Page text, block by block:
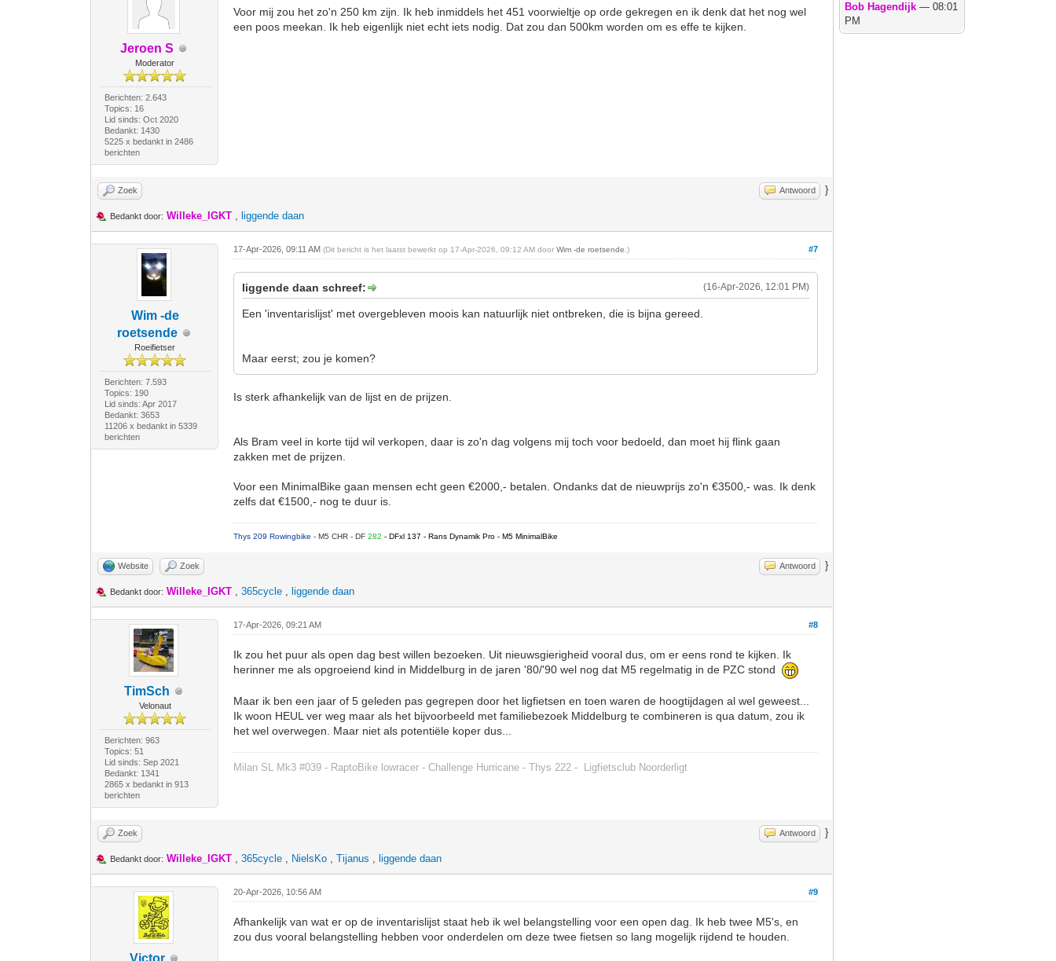
Jeroen S
Moderator
Berichten: 2.643
Topics: 16
Lid sinds: Oct 2020
Bedankt: 1430
5225 x bedankt in 2486
berichten
Voor mij zou het zo'n 250 km zijn. Ik heb inmiddels het 451 voorwieltje op orde gekregen en ik denk dat het nog wel
een poos meekan. Ik heb eigenlijk niet echt iets nodig. Dat zou dan 500km worden om es effe te kijken.
Zoek Antwoord }
Bedankt door: Willeke_IGKT , liggende daan
Wim -de
roetsende
Roeifietser
Berichten: 7.593
Topics: 190
Lid sinds: Apr 2017
Bedankt: 3653
11206 x bedankt in 5339
berichten
#7
17-Apr-2026, 09:11 AM(Dit bericht is het laatst bewerkt op 17-Apr-2026, 09:12 AM doorWim -de roetsende .)
(16-Apr-2026, 12:01 PM)
liggende daan schreef:
Een 'inventarislijst' met overgebleven moois kan natuurlijk niet ontbreken, die is bijna gereed.
Maar eerst; zou je komen?
Is sterk afhankelijk van de lijst en de prijzen.
Als Bram veel in korte tijd wil verkopen, daar is zo'n dag volgens mij toch voor bedoeld, dan moet hij flink gaan
zakken met de prijzen.
Voor een MinimalBike gaan mensen echt geen €2000,- betalen. Ondanks dat de nieuwprijs zo'n €3500,- was. Ik denk
zelfs dat €1500,- nog te duur is.
Thys 209 Rowingbike- M5 CHR - DF282- DFxl 137 - Rans Dynamik Pro - M5 MinimalBike
Website Zoek Antwoord }
Bedankt door: Willeke_IGKT ,365cycle , liggende daan
TimSch
Velonaut
Berichten: 963
Topics: 51
Lid sinds: Sep 2021
Bedankt: 1341
2865 x bedankt in 913
berichten
#8
17-Apr-2026, 09:21 AM
Ik zou het puur als open dag best willen bezoeken. Uit nieuwsgierigheid vooral dus, om er eens rond te kijken. Ik
herinner me als opgroeiend kind in Middelburg in de jaren '80/'90 wel nog dat M5 regelmatig in de PZC stond
Maar ik ben een jaar of 5 geleden pas gegrepen door het ligfietsen en toen waren de hoogtijdagen al wel geweest...
Ik woon HEUL ver weg maar als het bijvoorbeeld met familiebezoek Middelburg te combineren is qua datum, zou ik
het wel overwegen. Maar niet als potentiële koper dus...
Milan SL Mk3 #039 - RaptoBike lowracer - Challenge Hurricane - Thys 222 - Ligfietsclub Noorderligt
Zoek Antwoord }
Bedankt door: Willeke_IGKT ,365cycle , NielsKo ,Tijanus , liggende daan
Victor
#9
20-Apr-2026, 10:56 AM
Afhankelijk van wat er op de inventarislijst staat heb ik wel belangstelling voor een open dag. Ik heb twee M5's, en
zou dus vooral belangstelling hebben voor onderdelen om deze twee fietsen so lang mogelijk rijdend te houden.
Bob Hagendijk — 08:01
PM